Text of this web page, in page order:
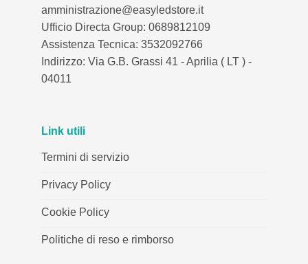
amministrazione@easyledstore.it
Ufficio Directa Group: 0689812109
Assistenza Tecnica: 3532092766
Indirizzo: Via G.B. Grassi 41 - Aprilia ( LT ) -
04011
Link utili
Termini di servizio
Privacy Policy
Cookie Policy
Politiche di reso e rimborso